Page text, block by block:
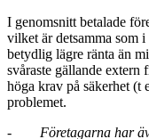
I genomsnitt betalade
vilket är detsamma som
betydlig lägre ränta än
svåraste gällande extern
höga krav på säkerhet (t
problemet.
- Företagarna har